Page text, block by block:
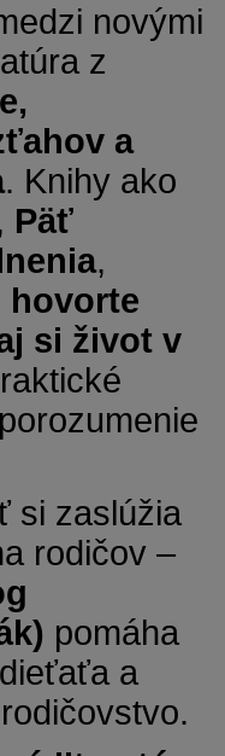
novými
z
a
. Knihy ako
Päť
,
hovorte
si život v
si zaslúžia
rodičov –
pomáha
a